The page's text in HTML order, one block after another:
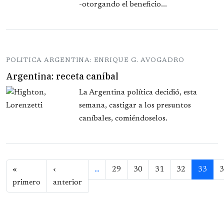
-otorgando el beneficio...
POLITICA ARGENTINA: ENRIQUE G. AVOGADRO
Argentina: receta caníbal
La Argentina política decidió, esta
semana, castigar a los presuntos
caníbales, comiéndoselos.
Paginación
«
primero Primera página
‹
anterior Página anterior
… 29 30 31 32 33